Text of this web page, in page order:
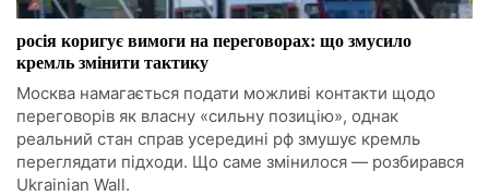
росія коригує вимоги на переговорах: що змусило
кремль змінити тактику
Москва намагається подати можливі контакти щодо
переговорів як власну «сильну позицію», однак
реальний стан справ усередині рф змушує кремль
переглядати підходи. Що саме змінилося — розбирався
Ukrainian Wall.